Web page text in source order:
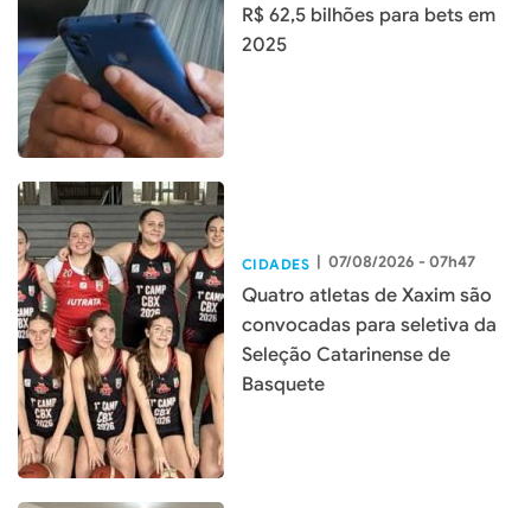
R$ 62,5 bilhões para bets em
2025
CIDADES | 07/08/2026 - 07h47
Quatro atletas de Xaxim são
convocadas para seletiva da
Seleção Catarinense de
Basquete